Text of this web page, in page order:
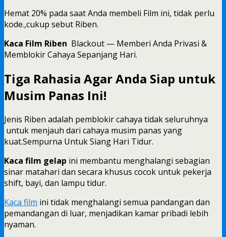
Hemat 20% pada saat Anda membeli Film ini, tidak perlu
kode.,cukup sebut Riben.
Kaca Film Riben Blackout — Memberi Anda Privasi &
Memblokir Cahaya Sepanjang Hari.
Tiga Rahasia Agar Anda Siap untuk
Musim Panas Ini!
Jenis Riben adalah pemblokir cahaya tidak seluruhnya
untuk menjauh dari cahaya musim panas yang
kuat.Sempurna Untuk Siang Hari Tidur.
Kaca film gelap ini membantu menghalangi sebagian
sinar matahari dan secara khusus cocok untuk pekerja
shift, bayi, dan lampu tidur.
Kaca film ini tidak menghalangi semua pandangan dan
pemandangan di luar, menjadikan kamar pribadi lebih
nyaman.